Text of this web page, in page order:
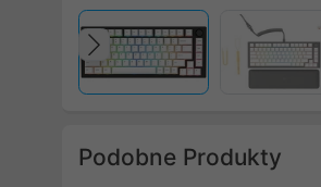
Poprzedni
Podobne Produkty